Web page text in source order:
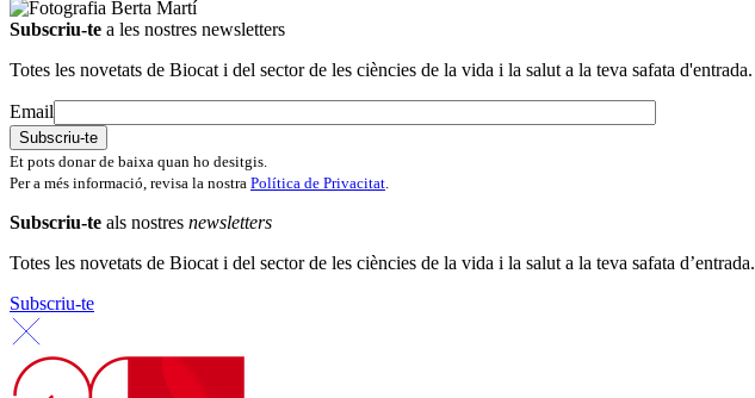
Subscriu-te a les nostres newsletters
Totes les novetats de Biocat i del sector de les ciències de la vida i la salut a la teva safata d'entrada.
Email
Et pots donar de baixa quan ho desitgis.
Per a més informació, revisa la nostra Política de Privacitat.
Subscriu-te als nostres newsletters
Totes les novetats de Biocat i del sector de les ciències de la vida i la salut a la teva safata d’entrada.
Subscriu-te